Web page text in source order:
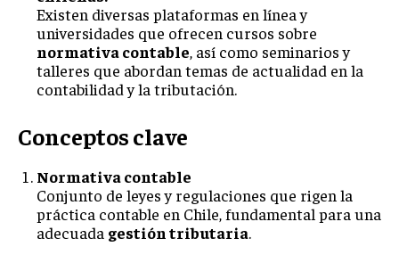
Existen diversas plataformas en línea y
universidades que ofrecen cursos sobre
normativa contable, así como seminarios y
talleres que abordan temas de actualidad en la
contabilidad y la tributación.
Conceptos clave
Normativa contable
Conjunto de leyes y regulaciones que rigen la
práctica contable en Chile, fundamental para una
adecuada gestión tributaria.